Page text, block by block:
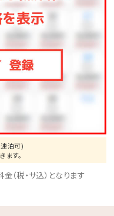
泊可)
ます。
税・サ込）となります